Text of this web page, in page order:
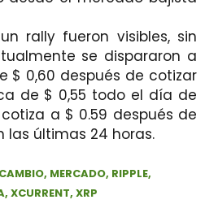
rally fueron visibles, sin
se dispararon a
$ 0,60 después de cotizar
de $ 0,55 todo el día de
a $ 0.59 después de
las últimas 24 horas.
, MERCADO, RIPPLE,
, XCURRENT, XRP